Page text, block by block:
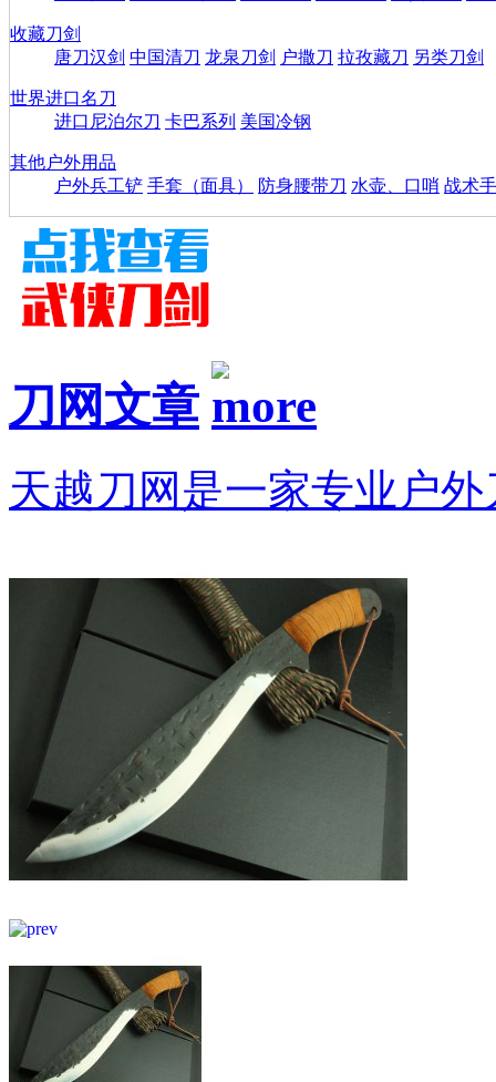
收藏刀剑
唐刀汉剑 中国清刀 龙泉刀剑 户撒刀 拉孜藏刀 另类刀剑
世界进口名刀
进口尼泊尔刀 卡巴系列 美国冷钢
其他户外用品
户外兵工铲 手套（面具） 防身腰带刀 水壶、口哨 战术
刀网文章
天越刀网是一家专业户